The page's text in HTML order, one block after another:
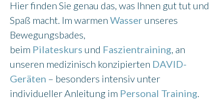
Hier finden Sie genau das, was Ihnen gut tut und
Spaß macht. Im warmen Wasser unseres
Bewegungsbades,
beim Pilateskurs und Faszientraining , an
unseren medizinisch konzipierten DAVID-
Geräten – besonders intensiv unter
individueller Anleitung im Personal Training